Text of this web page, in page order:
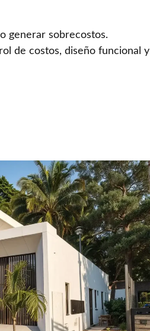
generar sobrecostos.
de costos, diseño funcional y